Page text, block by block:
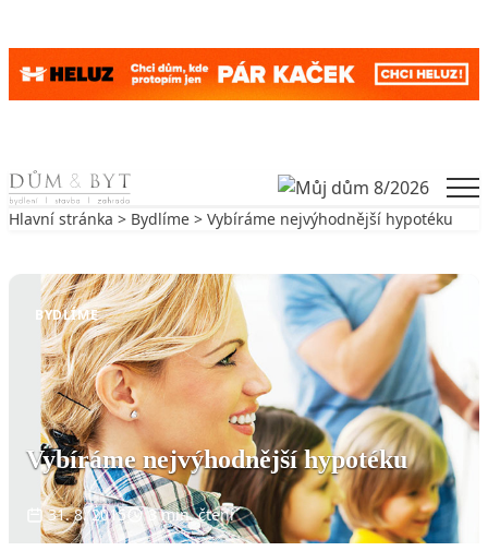
Skip to content
Hlavní stránka > Bydlíme > Vybíráme nejvýhodnější hypotéku
BYDLÍME
Vybíráme nejvýhodnější hypotéku
31. 8. 2015 3 min. čtení